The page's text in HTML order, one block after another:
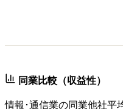
同業比較（収益性）
情報･通信業の同業他社平